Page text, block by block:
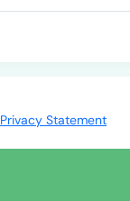
Privacy Statement